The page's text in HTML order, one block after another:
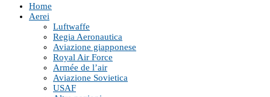
Home
Aerei
Luftwaffe
Regia Aeronautica
Aviazione giapponese
Royal Air Force
Armée de l’air
Aviazione Sovietica
USAF